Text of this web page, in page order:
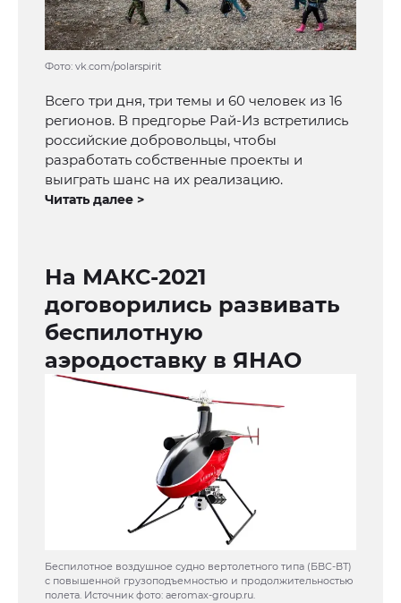
Фото: vk.com/polarspirit
Всего три дня, три темы и 60 человек из 16
регионов. В предгорье Рай-Из встретились
российские добровольцы, чтобы
разработать собственные проекты и
выиграть шанс на их реализацию.
Читать далее >
На МАКС-2021
договорились развивать
беспилотную
аэродоставку в ЯНАО
Беспилотное воздушное судно вертолетного типа (БВС-ВТ)
с повышенной грузоподъемностью и продолжительностью
полета. Источник фото: aeromax-group.ru.